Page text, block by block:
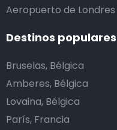
Aeropuerto de Londres
Destinos populares
Bruselas, Bélgica
Amberes, Bélgica
Lovaina, Bélgica
París, Francia